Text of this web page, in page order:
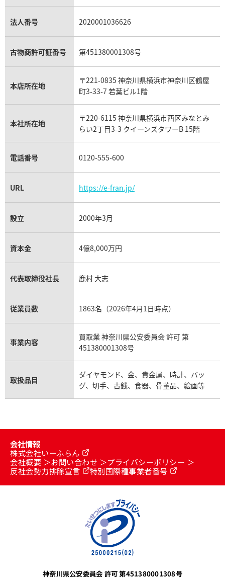
銀・シルバー買取
パラジウム買取
キャッツアイ買取
アクアマリン買取
ヴァシュロン・コンスタンタン買取
オメガ買取
カルティエ買取
フランク ミュラー買取
リシャール・ミル買取
パネライ買取
チューダー（チュードル）買取
セリーヌ買取
プラダ買取
ダミアーニ買取
モーブッサン買取
法人番号 2020001036626
古物商許可証番号 第451380001308号
本店所在地
〒221-0835 神奈川県横浜市神奈川区鶴屋
町3-33-7 若葉ビル1階
本社所在地
〒220-6115 神奈川県横浜市西区みなとみ
らい2丁目3-3 クイーンズタワーB 15階
電話番号 0120-555-600
URL https://e-fran.jp/
設立 2000年3月
資本金 4億8,000万円
代表取締役社長 鹿村 大志
従業員数 1863名（2026年4月1日時点）
事業内容
買取業 神奈川県公安委員会 許可 第
451380001308号
取扱品目
ダイヤモンド、金、貴金属、時計、バッ
グ、切手、古銭、食器、骨董品、絵画等
会社情報
株式会社いーふらん
会社概要
お問い合わせ
プライバシーポリシー
反社会勢力排除宣言
特別国際種事業者番号
神奈川県公安委員会 許可 第451380001308号